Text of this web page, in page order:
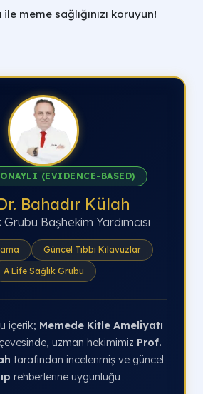
meme sağlığınızı koruyun!
(EVIDENCE-BASED)
Bahadır Külah
Grubu Başhekim Yardımcısı
Güncel Tıbbi Kılavuzlar
A Life Sağlık Grubu
içerik; Memede Kitle Ameliyatı
uzman hekimimiz Prof.
tarafından incelenmiş ve güncel
rehberlerine uygunluğu